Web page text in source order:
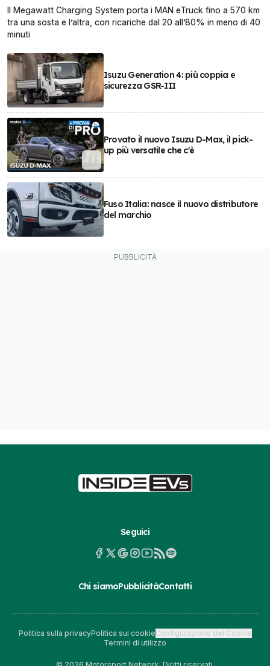
Il Megawatt Charging System porta i MAN eTruck fino a 570 km
tra una sosta e l’altra, con ricariche dal 20 all’80% in meno di 40
minuti
Isuzu Generation 4: più coppia e
sicurezza GSR-III
Provato il nuovo Isuzu D-Max, il pick-
up più versatile che c'è
Fuso Italia: nasce il nuovo distributore
del marchio
Seguici
Chi siamoPubblicitàContatti
Politica sulla privacyPolitica sui cookieConfigurazione dei Cookie
Termini di utilizzo